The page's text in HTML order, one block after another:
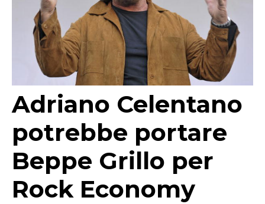
Adriano Celentano
potrebbe portare
Beppe Grillo per
Rock Economy